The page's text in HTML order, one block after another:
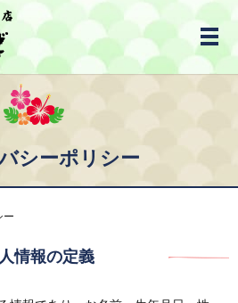
メ
シーポリシー
ー
情報の定義